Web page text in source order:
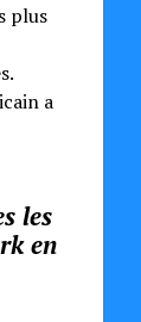
plus
a
les
en